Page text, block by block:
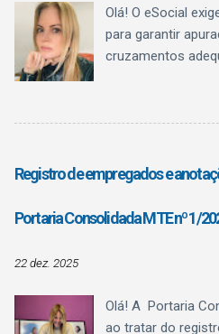
Olá! O eSocial
para garantir
cruzamentos
mudanças mais
diretamente as
está prevista na
04/2025) de julho/
dezembro de
recebe as
previdenciária ou
Registro de empregados e
Portaria Consolidada MTE nº 1/
22 dez. 2025
Olá! A Portaria
ao tratar do